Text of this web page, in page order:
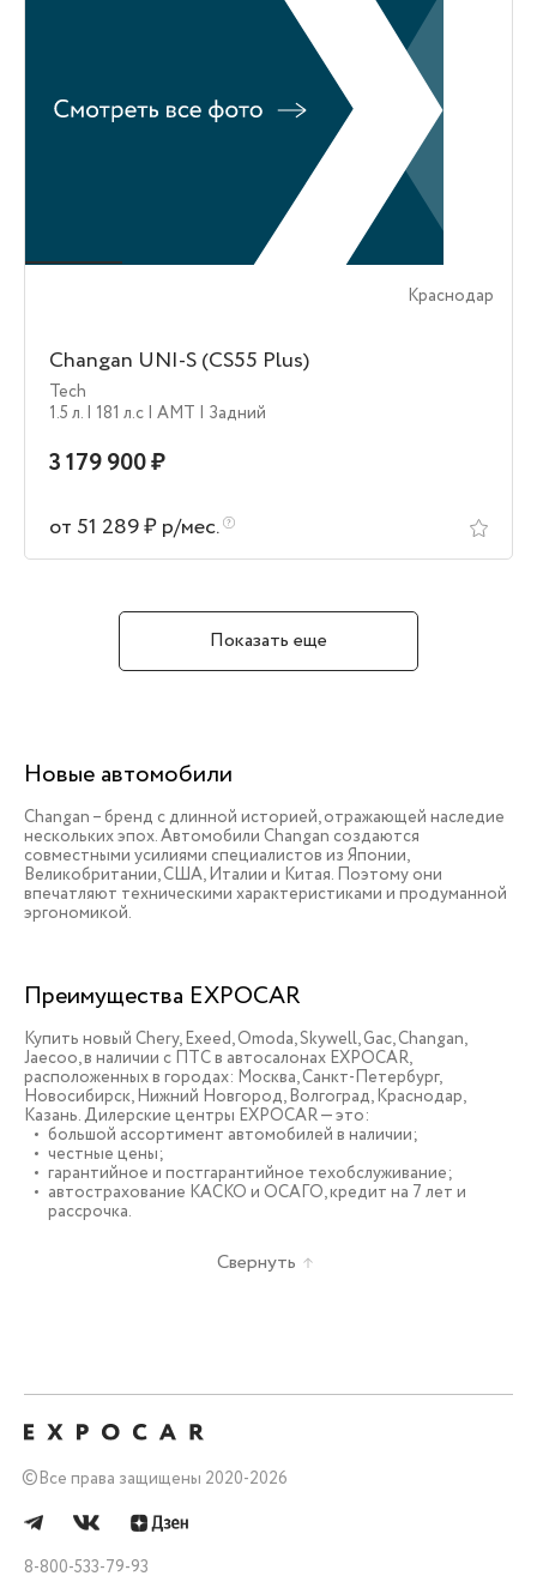
Краснодар
Changan UNI-S (CS55 Plus)
Tech
1.5 л. | 181 л.c | AMT | Задний
3 179 900 ₽
от 51 289 ₽ р/мес.
Показать еще
Новые автомобили
Changan – бренд с длинной историей, отражающей наследие
нескольких эпох. Автомобили Changan создаются
совместными усилиями специалистов из Японии,
Великобритании, США, Италии и Китая. Поэтому они
впечатляют техническими характеристиками и продуманной
эргономикой.
Преимущества EXPOCAR
Купить новый Chery, Exeed, Omoda, Skywell, Gac, Changan,
Jaecoo, в наличии c ПТС в автосалонах EXPOCAR,
расположенных в городах: Москва, Санкт-Петербург,
Новосибирск, Нижний Новгород, Волгоград, Краснодар,
Казань. Дилерские центры EXPOCAR — это:
большой ассортимент автомобилей в наличии;
честные цены;
гарантийное и постгарантийное техобслуживание;
автострахование КАСКО и ОСАГО, кредит на 7 лет и
рассрочка.
Свернуть
©Все права защищены 2020-2026
8-800-533-79-93